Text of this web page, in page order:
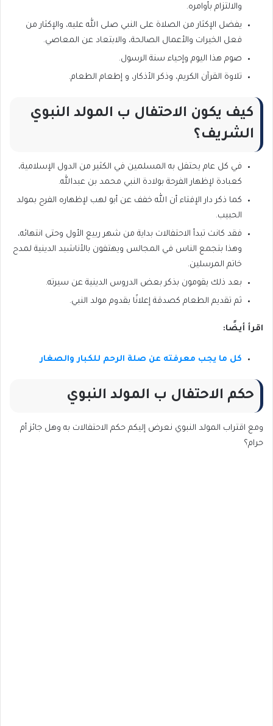
والالتزام بأوامره.
يفضل الإكثار من الصلاة على النبي صلى الله عليه، والإكثار من
فعل الخيرات والأعمال الصالحة، والابتعاد عن المعاصي.
صوم هذا اليوم وإحياء سنة الرسول.
تلاوة القرآن الكريم، وذكر الأذكار، و إطعام الطعام.
كيف يكون الاحتفال ب المولد النبوي
الشريف؟
في كل عام يحتفل به المسلمين في الكثير من الدول الإسلامية،
كعبادة لإظهار الفرحة بولادة النبي محمد بن عبدالله.
كما ذكر دار الإفتاء أن الله خفف عن أبو لهب لإظهاره الفرح بمولد
الحبيب.
فقد كانت تبدأ الاحتفالات بداية من شهر ربيع الأول وحتى انتهائه،
وهذا بتجمع الناس في المجالس ويهتفون بالأناشيد الدينية لمدح
خاتم المرسلين.
بعد ذلك يقومون بذكر بعض الدروس الدينية عن سيرته.
ثم تقديم الطعام كصدقة إعلانًا بقدوم مولد النبي.
اقرأ أيضًا:
كل ما يجب معرفته عن صلة الرحم للكبار والصغار
حكم الاحتفال ب المولد النبوي
ومع اقتراب المولد النبوي نعرض إليكم حكم الاحتفالات به وهل جائز أم
حرام؟